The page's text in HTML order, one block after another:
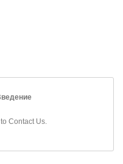
Contact Us.